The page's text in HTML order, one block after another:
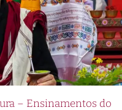
– Ensinamentos do